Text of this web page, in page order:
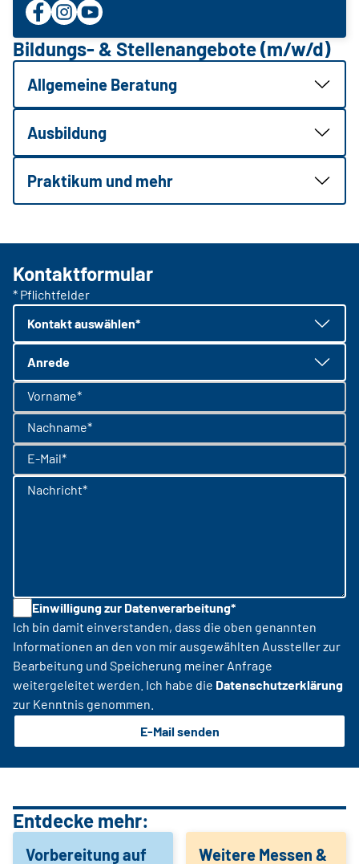
Bildungs- & Stellenangebote (m/w/d)
Allgemeine Beratung
Ausbildung
Praktikum und mehr
Kontaktformular
* Pflichtfelder
Kontakt auswählen*
Anrede
Vorname*
Nachname*
E-Mail*
Nachricht*
Einwilligung zur Datenverarbeitung*
Ich bin damit einverstanden, dass die oben genannten
Informationen an den von mir ausgewählten Aussteller zur
Bearbeitung und Speicherung meiner Anfrage
weitergeleitet werden. Ich habe die Datenschutzerklärung
zur Kenntnis genommen.
E-Mail senden
Entdecke mehr:
Vorbereitung auf
Weitere Messen &